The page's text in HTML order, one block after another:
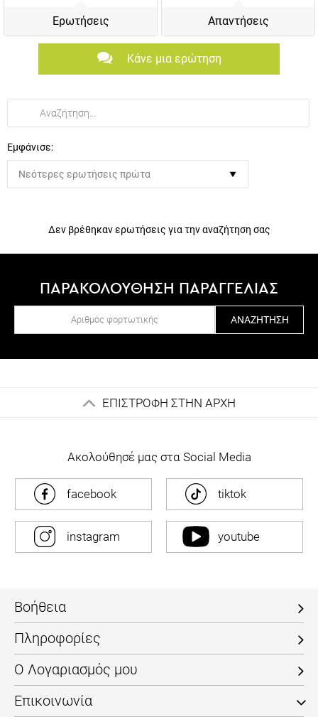
Ερωτήσεις Απαντήσεις
Κάνε μια ερώτηση
Εμφάνισε:
Δεν βρέθηκαν ερωτήσεις για την αναζήτηση σας
ΠΑΡΑΚΟΛΟΥΘΗΣΗ ΠΑΡΑΓΓΕΛΙΑΣ
ΑΝΑΖΉΤΗΣΗ
ΕΠΙΣΤΡΟΦΗ ΣΤΗΝ ΑΡΧΗ
Ακολούθησέ μας στα Social Media
facebook tiktok
instagram youtube
Βοήθεια
Πληροφορίες
Ο Λογαριασμός μου
Επικοινωνία